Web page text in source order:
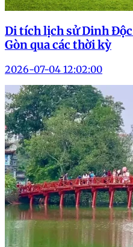
Di tích lịch sử Dinh
Gòn qua các thời kỳ
2026-07-04 12:02:00